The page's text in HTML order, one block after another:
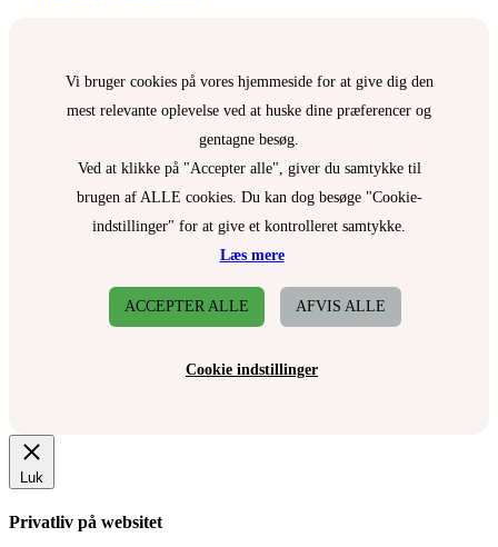
Vi bruger cookies på vores hjemmeside for at give dig den
mest relevante oplevelse ved at huske dine præferencer og
gentagne besøg.
Ved at klikke på "Accepter alle", giver du samtykke til
brugen af ALLE cookies. Du kan dog besøge "Cookie-
indstillinger" for at give et kontrolleret samtykke.
Læs mere
ACCEPTER ALLE AFVIS ALLE
Cookie indstillinger
Luk
Privatliv på websitet